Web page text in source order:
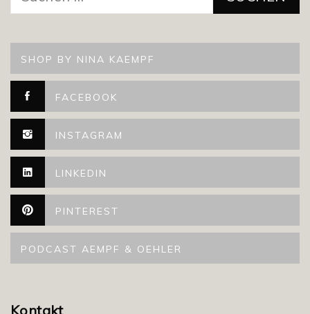
SHOP BY NINA KAEMPF
FACEBOOK
INSTAGRAM
LINKEDIN
PINTEREST
PODCAST AEMPF & OEHLER
Kontakt